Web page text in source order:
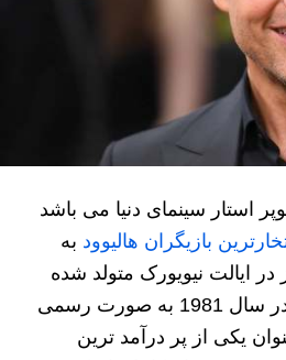
استار سینمای دنیا می باشد
بازیگران هالیوود به
ایالت نیویورک متولد شده
است و فعالیت خود را در سال 1981 به صورت رسمی
یکی از پر درآمد ترین